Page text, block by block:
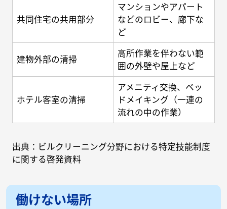
共同住宅の共用部分
マンションやアパート
などのロビー、廊下な
ど
建物外部の清掃
高所作業を伴わない範
囲の外壁や屋上など
ホテル客室の清掃
アメニティ交換、ベッ
ドメイキング（一連の
流れの中の作業）
出典：ビルクリーニング分野における特定技能制度
に関する啓発資料
働けない場所